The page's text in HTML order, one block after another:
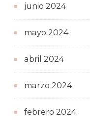
junio 2024
mayo 2024
abril 2024
marzo 2024
febrero 2024